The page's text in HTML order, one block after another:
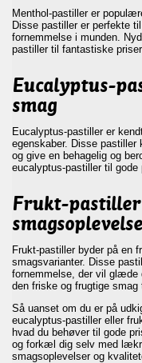
Menthol-pastiller er
Disse pastiller er perfekte
fornemmelse i munden.
pastiller til fantastiske
Eucalyptus-
smag
Eucalyptus-pastiller er
egenskaber. Disse
og give en behagelig og
eucalyptus-pastiller til
Frukt-
smagsoplevelse
Frukt-pastiller byder på en
smagsvarianter. Disse
fornemmelse, der vil glæde
den friske og frugtige smag
Så uanset om du er på
eucalyptus-pastiller eller
hvad du behøver til gode
og forkæl dig selv med
smagsoplevelser og